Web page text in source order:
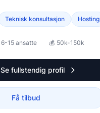
Teknisk konsultasjon Hosting
6-15 ansatte 💰 50k-150k
Se fullstendig profil
Få tilbud